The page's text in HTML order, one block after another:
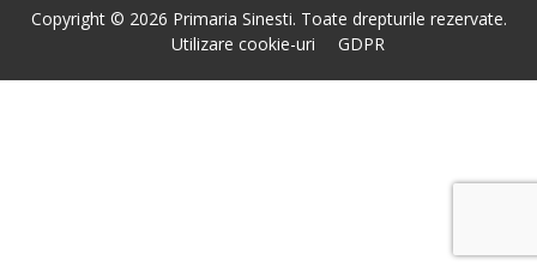
Copyright © 2026 Primaria Sinesti. Toate drepturile rezervate.
Utilizare cookie-uri
GDPR